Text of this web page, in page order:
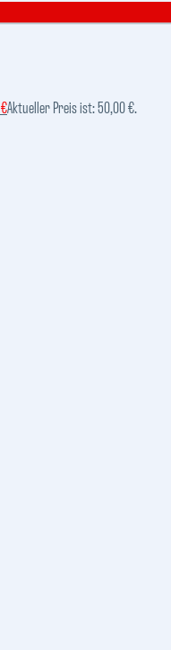
€Aktueller Preis ist: 50,00 €.